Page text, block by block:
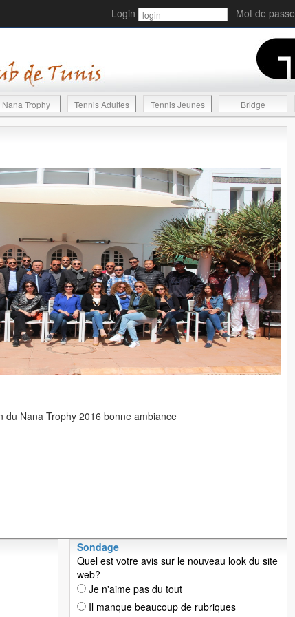
Login Mot de passe
Nana Trophy Tennis Adultes Tennis Jeunes Bridge
du Nana Trophy 2016 bonne ambiance
Sondage
Quel est votre avis sur le nouveau look du site
web?
Je n'aime pas du tout
Il manque beaucoup de rubriques